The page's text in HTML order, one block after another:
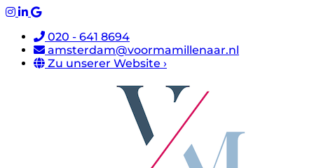
020 - 641 8694
amsterdam@voormamillenaar.nl
Zu unserer Website ›